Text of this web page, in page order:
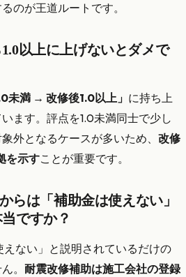
のが王道ルートです。
以上に上げないとダメで
未満 → 改修後1.0以上」 に持ち上
ます。評点を1.0未満同士で少し
外となるケースが多いため、 改修
を示すことが重要です。
らは「補助金は使えない」
ですか？
ない」と説明されているだけの
。 耐震改修補助は施工会社の登録